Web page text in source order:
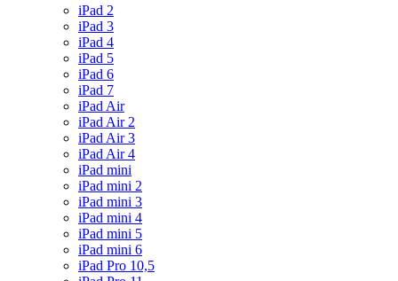
iPad 2
iPad 3
iPad 4
iPad 5
iPad 6
iPad 7
iPad Air
iPad Air 2
iPad Air 3
iPad Air 4
iPad mini
iPad mini 2
iPad mini 3
iPad mini 4
iPad mini 5
iPad mini 6
iPad Pro 10,5